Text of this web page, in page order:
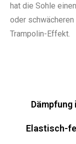
hat die Sohle
oder
Trampolin-Effekt.
Dämpfung
Elastisch-